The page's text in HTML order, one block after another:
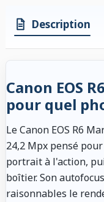
Description
Canon EOS
pour quel
Le Canon EOS R6
24,2 Mpx pensé
portrait à l'action,
boîtier. Son
raisonnables le